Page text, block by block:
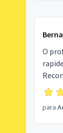
O
para